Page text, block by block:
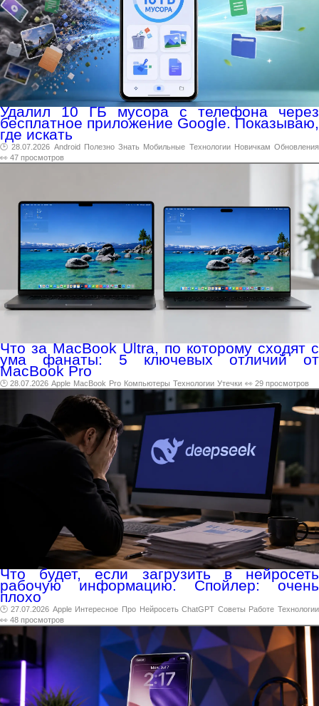
Удалил 10 ГБ мусора с телефона через
бесплатное приложение Google. Показываю,
где искать
🕑 28.07.2026 Android Полезно Знать Мобильные Технологии Новичкам Обновления
👀 47 просмотров
Что за MacBook Ultra, по которому сходят с
ума фанаты: 5 ключевых отличий от
MacBook Pro
🕑 28.07.2026 Apple MacBook Pro Компьютеры Технологии Утечки 👀 29 просмотров
Что будет, если загрузить в нейросеть
рабочую информацию. Спойлер: очень
плохо
🕑 27.07.2026 Apple Интересное Про Нейросеть ChatGPT Советы Работе Технологии
👀 48 просмотров